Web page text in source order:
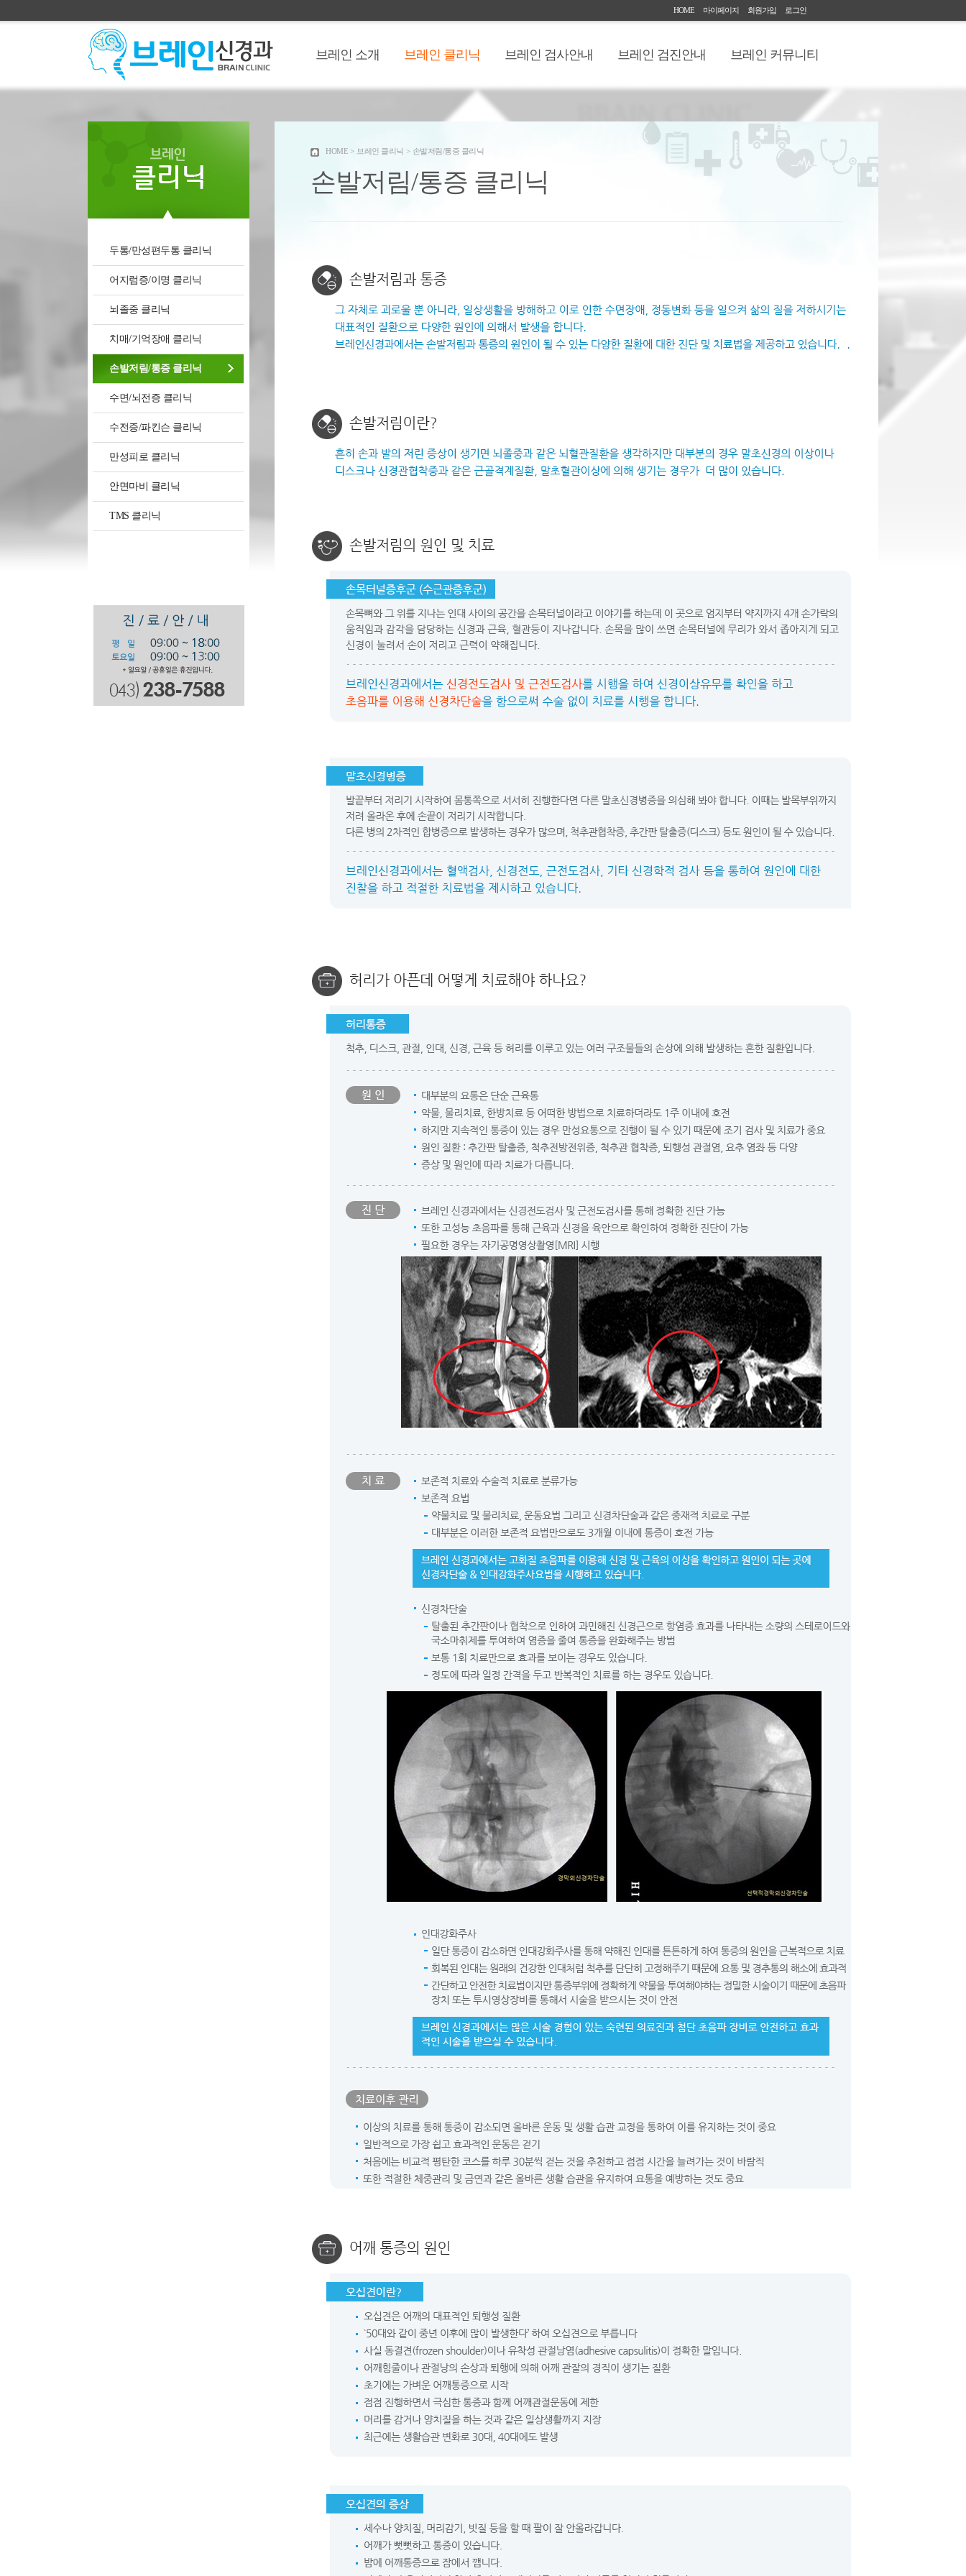
HOME 마이페이지 회원가입 로그인
브레인 소개 브레인 클리닉 브레인 검사안내 브레인 검진안내 브레인 커뮤니티
두통/만성편두통 클리닉
어지럼증/이명 클리닉
뇌졸중 클리닉
치매/기억장애 클리닉
손발저림/통증 클리닉
수면/뇌전증 클리닉
수전증/파킨슨 클리닉
만성피로 클리닉
안면마비 클리닉
TMS 클리닉
HOME > 브레인 클리닉 > 손발저림/통증 클리닉
손발저림/통증 클리닉